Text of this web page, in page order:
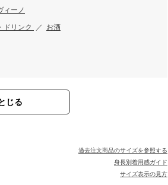
ーノ
ドリンク ／ お酒
じる
過去注文商品のサイズを参照する
身長別着用感ガイド
サイズ表示の見方